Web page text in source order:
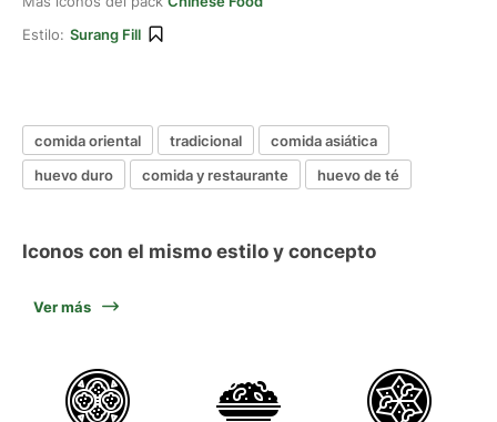
Estilo: Surang Fill
comida oriental tradicional
comida asiática
huevo duro
comida y restaurante huevo de té
Iconos con el mismo estilo y concepto
Ver más